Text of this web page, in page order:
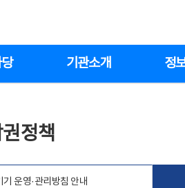
기관소개 정
정책
운영·관리방침 안내